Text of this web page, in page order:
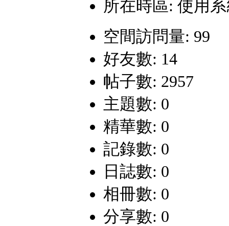
所在時區: 使用
空間訪問量: 99
好友數: 14
帖子數: 2957
主題數: 0
精華數: 0
記錄數: 0
日誌數: 0
相冊數: 0
分享數: 0